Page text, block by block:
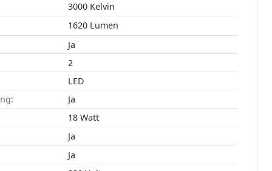
3000 Kelvin
1620 Lumen
Ja
2
LED
Ja
18 Watt
Ja
Ja